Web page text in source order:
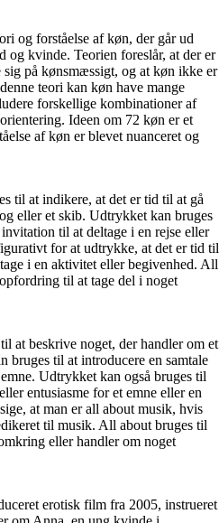
og forståelse af køn, der går ud
og kvinde. Teorien foreslår, at der er
på kønsmæssigt, og at køn ikke er
teori kan køn have mange
forskellige kombinationer af
Ideen om 72 køn er et
af køn er blevet nuanceret og
til at indikere, at det er tid til at gå
eller et skib. Udtrykket kan bruges
til at deltage i en rejse eller
for at udtrykke, at det er tid til
i en aktivitet eller begivenhed. All
til at tage del i noget
at beskrive noget, der handler om et
bruges til at introducere en samtale
Udtrykket kan også bruges til
entusiasme for et emne eller en
at man er all about musik, hvis
til musik. All about bruges til
eller handler om noget
erotisk film fra 2005, instrueret